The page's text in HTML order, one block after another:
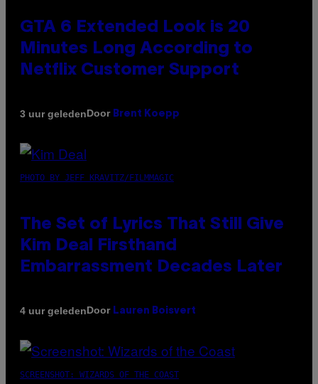
GTA 6 Extended Look is 20
Minutes Long According to
Netflix Customer Support
3 uur geledenDoor Brent Koepp
PHOTO BY JEFF KRAVITZ/FILMMAGIC
The Set of Lyrics That Still Give
Kim Deal Firsthand
Embarrassment Decades Later
4 uur geledenDoor Lauren Boisvert
SCREENSHOT: WIZARDS OF THE COAST